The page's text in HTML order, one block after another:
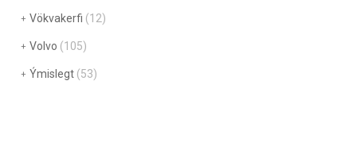
Vökvakerfi (12)
Volvo (105)
Ýmislegt (53)